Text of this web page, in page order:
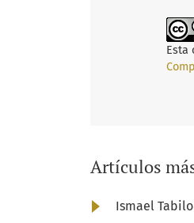
Esta
Artículos
Ismael